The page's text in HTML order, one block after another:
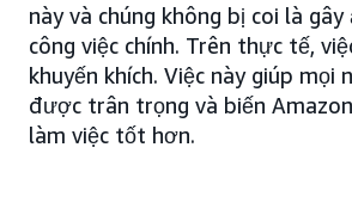
này và chúng không bị coi là
công việc chính. Trên thực tế,
khuyến khích. Việc này giúp mọi
được trân trọng và biến
làm việc tốt hơn.